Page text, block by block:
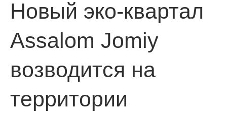
Новый эко-квартал
Assalom Jomiy
возводится на
территории